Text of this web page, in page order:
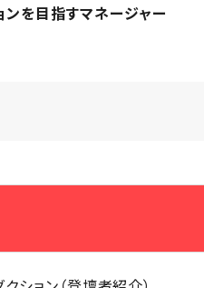
を目指すマネージャー